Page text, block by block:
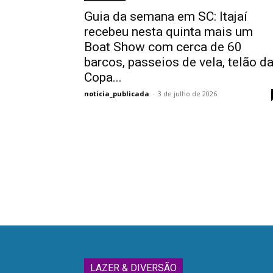
Guia da semana em SC: Itajaí
recebeu nesta quinta mais um
Boat Show com cerca de 60
barcos, passeios de vela, telão da
Copa...
noticia_publicada - 3 de julho de 2026
LAZER & DIVERSÃO